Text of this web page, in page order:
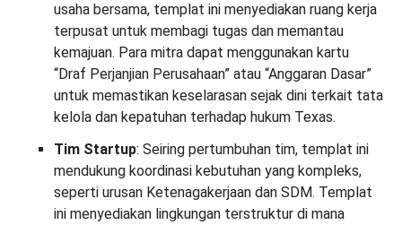
usaha bersama, templat ini menyediakan ruang kerja
terpusat untuk membagi tugas dan memantau
kemajuan. Para mitra dapat menggunakan kartu
“Draf Perjanjian Perusahaan” atau “Anggaran Dasar”
untuk memastikan keselarasan sejak dini terkait tata
kelola dan kepatuhan terhadap hukum Texas.
Tim Startup: Seiring pertumbuhan tim, templat ini
mendukung koordinasi kebutuhan yang kompleks,
seperti urusan Ketenagakerjaan dan SDM. Templat
ini menyediakan lingkungan terstruktur di mana